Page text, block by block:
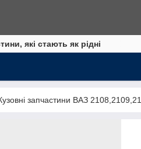
які стають як рідні
запчастини ВАЗ